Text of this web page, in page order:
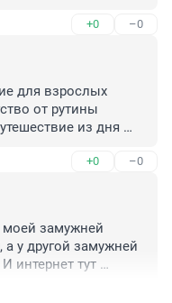
+0 –0
для взрослых
от рутины
из дня
в опрятный вид и
взрыв
если дошло до
устроить свое
и
+0 –0
моей замужней
а у другой замужней
интернет тут